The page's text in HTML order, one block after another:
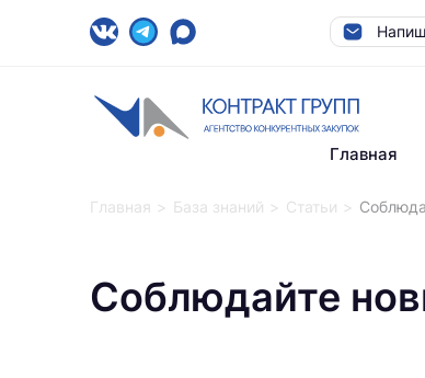
Главная
Главная База знаний Статьи
Соблюдайте